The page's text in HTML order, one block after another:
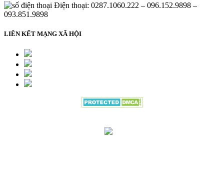
Điện thoại: 0287.1060.222 – 096.152.9898 –
093.851.9898
LIÊN KẾT MẠNG XÃ HỘI